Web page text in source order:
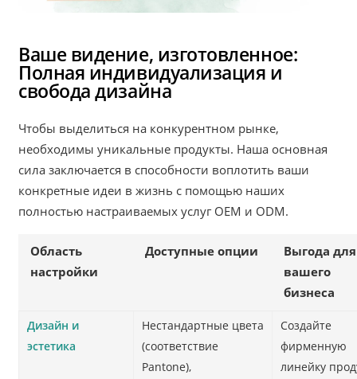
Ваше видение, изготовленное:
Полная индивидуализация и
свобода дизайна
Чтобы выделиться на конкурентном рынке,
необходимы уникальные продукты. Наша основная
сила заключается в способности воплотить ваши
конкретные идеи в жизнь с помощью наших
полностью настраиваемых услуг OEM и ODM.
Область
настройки
Доступные опции
Выгода для
вашего
бизнеса
Дизайн и
эстетика
Нестандартные цвета
(соответствие
Pantone),
Создайте
фирменную
линейку